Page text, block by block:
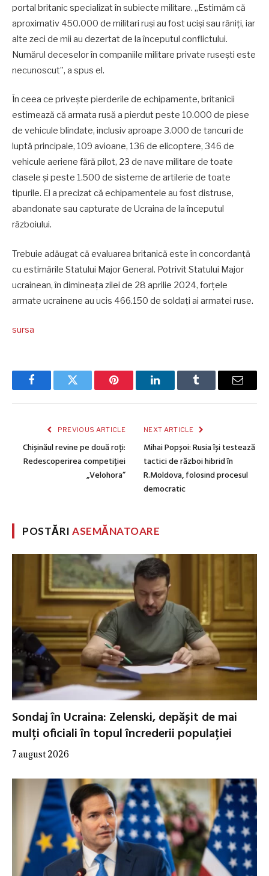
portal britanic specializat în subiecte militare. „Estimăm că
aproximativ 450.000 de militari ruși au fost uciși sau răniți, iar
alte zeci de mii au dezertat de la începutul conflictului.
Numărul deceselor în companiile militare private rusești este
necunoscut”, a spus el.
În ceea ce privește pierderile de echipamente, britanicii
estimează că armata rusă a pierdut peste 10.000 de piese
de vehicule blindate, inclusiv aproape 3.000 de tancuri de
luptă principale, 109 avioane, 136 de elicoptere, 346 de
vehicule aeriene fără pilot, 23 de nave militare de toate
clasele și peste 1.500 de sisteme de artilerie de toate
tipurile. El a precizat că echipamentele au fost distruse,
abandonate sau capturate de Ucraina de la începutul
războiului.
Trebuie adăugat că evaluarea britanică este în concordanță
cu estimările Statului Major General. Potrivit Statului Major
ucrainean, în dimineața zilei de 28 aprilie 2024, forțele
armate ucrainene au ucis 466.150 de soldați ai armatei ruse.
sursa
FacebookTwitter Pinterest LinkedInTumblr Email
PREVIOUS ARTICLE
Chișinăul revine pe două roți:
Redescoperirea competiției
„Velohora”
NEXT ARTICLE
Mihai Popșoi: Rusia își testează
tactici de război hibrid în
R.Moldova, folosind procesul
democratic
POSTĂRIASEMĂNATOARE
Sondaj în Ucraina: Zelenski, depășit de mai
mulți oficiali în topul încrederii populației
7 august 2026